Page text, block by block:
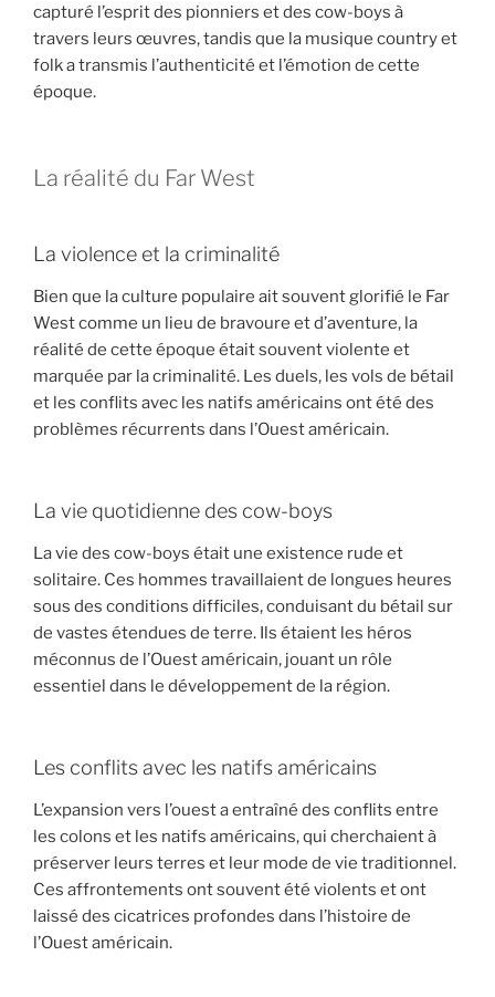
capturé l’esprit des pionniers et des cow-boys à
travers leurs œuvres, tandis que la musique country et
folk a transmis l’authenticité et l’émotion de cette
époque.
La réalité du Far West
La violence et la criminalité
Bien que la culture populaire ait souvent glorifié le Far
West comme un lieu de bravoure et d’aventure, la
réalité de cette époque était souvent violente et
marquée par la criminalité. Les duels, les vols de bétail
et les conflits avec les natifs américains ont été des
problèmes récurrents dans l’Ouest américain.
La vie quotidienne des cow-boys
La vie des cow-boys était une existence rude et
solitaire. Ces hommes travaillaient de longues heures
sous des conditions difficiles, conduisant du bétail sur
de vastes étendues de terre. Ils étaient les héros
méconnus de l’Ouest américain, jouant un rôle
essentiel dans le développement de la région.
Les conflits avec les natifs américains
L’expansion vers l’ouest a entraîné des conflits entre
les colons et les natifs américains, qui cherchaient à
préserver leurs terres et leur mode de vie traditionnel.
Ces affrontements ont souvent été violents et ont
laissé des cicatrices profondes dans l’histoire de
l’Ouest américain.